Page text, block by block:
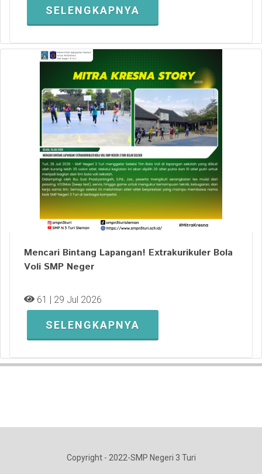
SELENGKAPNYA
Mencari Bintang Lapangan! Extrakurikuler Bola
Voli SMP Neger
61 | 29 Jul 2026
SELENGKAPNYA
Copyright - 2022-SMP Negeri 3 Turi